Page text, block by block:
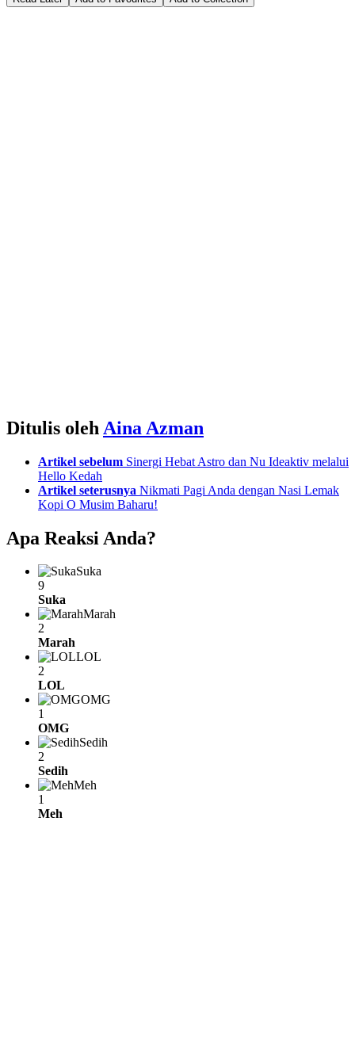
Ditulis oleh Aina Azman
Artikel sebelum Sinergi Hebat Astro dan Nu Ideaktiv melalui
Hello Kedah
Artikel seterusnya Nikmati Pagi Anda dengan Nasi Lemak
Kopi O Musim Baharu!
Apa Reaksi Anda?
Suka
9
Suka
Marah
2
Marah
LOL
2
LOL
OMG
1
OMG
Sedih
2
Sedih
Meh
1
Meh